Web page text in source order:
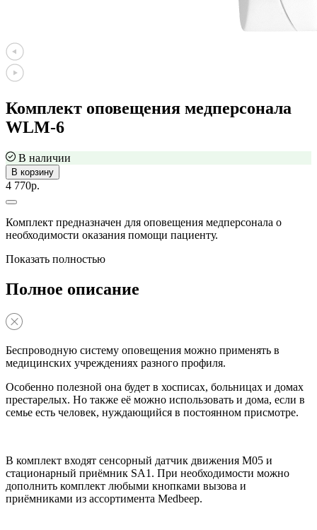
Комплект оповещения медперсонала
WLM-6
В наличии
В корзину
4 770р.
Комплект предназначен для оповещения медперсонала о
необходимости оказания помощи пациенту.
Показать полностью
Полное описание
Беспроводную систему оповещения можно применять в
медицинских учреждениях разного профиля.
Особенно полезной она будет в хосписах, больницах и домах
престарелых. Но также её можно использовать и дома, если в
семье есть человек, нуждающийся в постоянном присмотре.
В комплект входят сенсорный датчик движения M05 и
стационарный приёмник SA1. При необходимости можно
дополнить комплект любыми кнопками вызова и
приёмниками из ассортимента Medbeep.